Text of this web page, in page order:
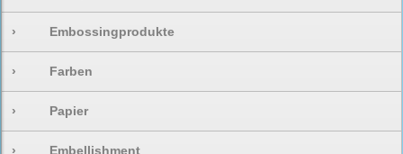
› Embossingprodukte
› Farben
› Papier
› Embellishment